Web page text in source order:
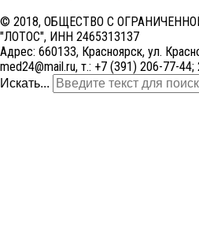
© 2018, ОБЩЕСТВО С
"ЛОТОС", ИНН 2465313137
Адрес: 660133, Красноярск, ул.
med24@mail.ru, т.: +7 (391) 206-77-
Искать...